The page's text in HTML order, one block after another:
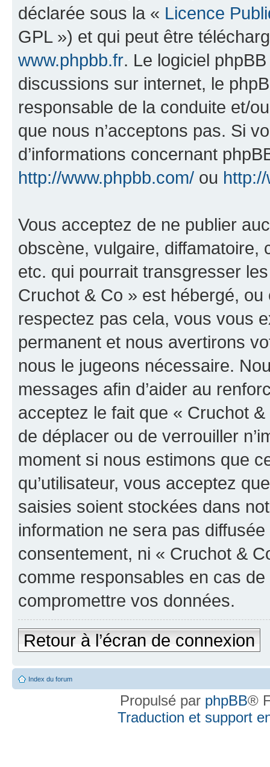
déclarée sous la « Licence
GPL ») et qui peut être
www.phpbb.fr. Le logiciel
discussions sur internet, le
responsable de la conduite et/
que nous n’acceptons pas. Si
d’informations concernant
http://www.phpbb.com/ ou
Vous acceptez de ne publier
obscène, vulgaire, diffamatoire,
etc. qui pourrait transgresser
Cruchot & Co » est hébergé,
respectez pas cela, vous vous
permanent et nous avertirons
nous le jugeons nécessaire.
messages afin d’aider au
acceptez le fait que « Cruchot
de déplacer ou de verrouiller
moment si nous estimons que
qu’utilisateur, vous acceptez
saisies soient stockées dans
information ne sera pas
consentement, ni « Cruchot &
comme responsables en cas
compromettre vos données.
Retour à l’écran de connexion
Index du forum
Propulsé par phpBB®
Traduction et support